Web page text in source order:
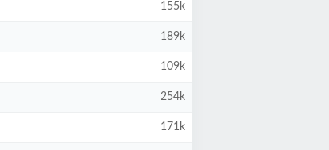
155k
189k
109k
254k
171k